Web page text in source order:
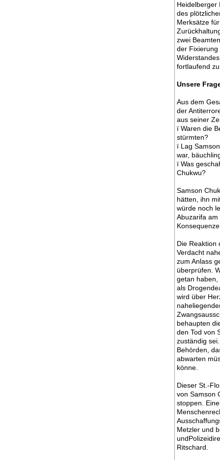
Heidelberger
des
Merksätze
zwei
der Fixierung
fortlaufend
Unsere
Aus dem
der
aus seiner
ï Waren die
stürmten?
ï Lag
war,
ï Was
Chukwu?
Samson
hätten, ihn
würde noch
Abuzarifa
Die Reaktion
Verdacht
zum Anlass
überprüfen.
getan haben,
als
wird über
behaupten
den Tod von
zuständig
Behörden,
abwarten
könne.
Dieser St.-
von Samson
stoppen.
Metzler und
Ritschard.